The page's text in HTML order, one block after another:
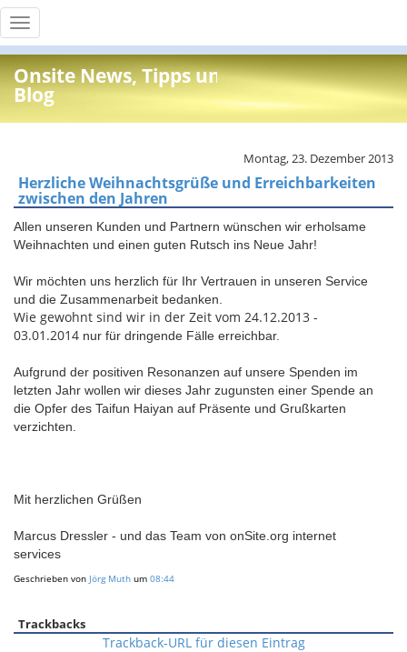
Toggle
navigation
Onsite News, Tipps und Info
Blog
Montag, 23. Dezember 2013
Herzliche Weihnachtsgrüße und Erreichbarkeiten
zwischen den Jahren
Allen unseren Kunden und Partnern wünschen wir erholsame
Weihnachten und einen guten Rutsch ins Neue Jahr!
Wir möchten uns herzlich für Ihr Vertrauen in unseren Service
und die Zusammenarbeit bedanken.
Wie gewohnt sind wir in der Zeit vom 24.12.2013 -
03.01.2014 nur für dringende Fälle erreichbar.
Aufgrund der positiven Resonanzen auf unsere Spenden im
letzten Jahr wollen wir dieses Jahr zugunsten einer Spende an
die Opfer des Taifun Haiyan auf Präsente und Grußkarten
verzichten.
Mit herzlichen Grüßen
Marcus Dressler - und das Team von onSite.org internet
services
Geschrieben von Jörg Muth um 08:44
Trackbacks
Trackback-URL für diesen Eintrag